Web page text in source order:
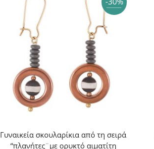
€ 23.50.
Γυναικεία σκουλαρίκια από τη σειρά
“πλανήτες¨με ορυκτό αιματίτη